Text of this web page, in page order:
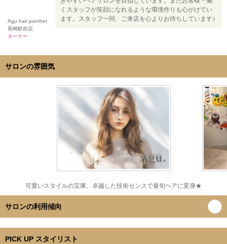
Agu hair panther
長崎駅前店
オーナー
くスタッフが笑顔になれるような環境作りも心がけてい
ます。スタッフ一同、ご来店を心よりお待ちしています♪
サロンの雰囲気
可愛いスタイルの宝庫。卓越した技術センスで最旬ヘアに変身★
サロンの利用傾向
PICK UP スタイリスト